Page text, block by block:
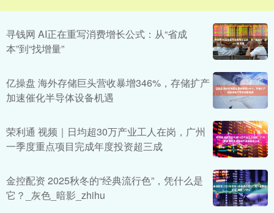
寻钱网 AI正在重写消费增长公式：从“省成
本”到“找增量”
亿操盘 海外存储巨头营收暴增346%，存储扩产
加速催化半导体设备机遇
荣利通 视频｜日均超30万产业工人在岗，广州
一季度重点项目完成年度投资超三成
金控配资 2025秋冬的“经典流行色”，凭什么是
它？_灰色_暗影_zhihu